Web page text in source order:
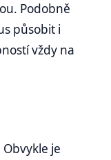
Podobně
působit i
vždy na
je